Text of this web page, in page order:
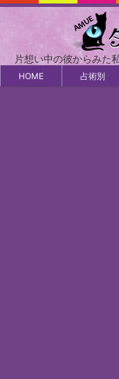
片想い中の彼からみた
HOME 占術別